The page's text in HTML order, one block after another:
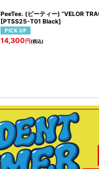
PeeTee. (ピーティー) “VELOR
[PTSS25-T01 Black]
14,300 円(税込)